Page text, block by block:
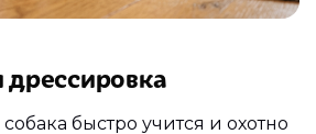
дрессировка
быстро учится и охотно